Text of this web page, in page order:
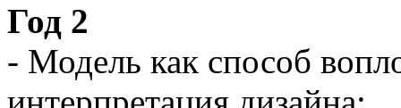
Год 2
- Модель как способ